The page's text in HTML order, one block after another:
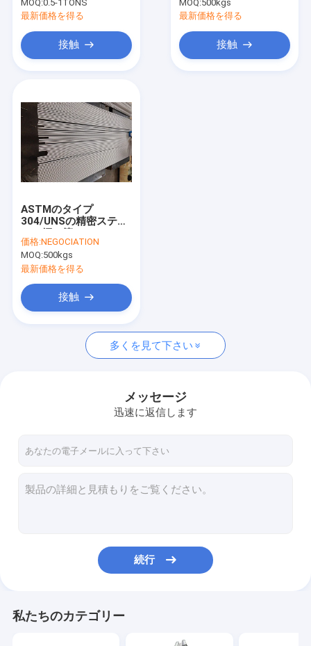
ニッケル合金管
40
MOQ:0.5-1TONS
最新価格を得る
接触
X 1.5MM
MOQ:500kgs
最新価格を得る
接触
ASTMのタイプ
304/UNSの精密ステン
x 1.5MM EN10217-7
W2R
価格:NEGOCIATION
MOQ:500kgs
最新価格を得る
接触
多くを見て下さい
メッセージ
迅速に返信します
続行
私たちのカテゴリー